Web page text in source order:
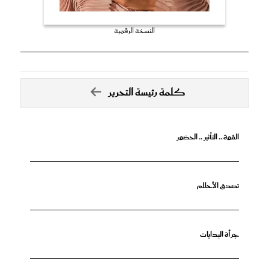
النسخة الرقمية
كلمة رئيسة التحرير
القوة .. التأثير .. الحضور
تصدق الأحلام
جرأة البدايات